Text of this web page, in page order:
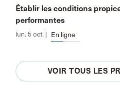
Établir les conditions
performantes
lun. 5 oct. | En ligne
VOIR TOUS LES